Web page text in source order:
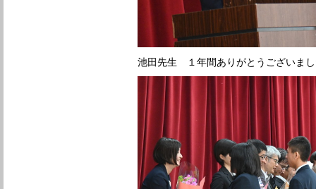
池田先生 １年間ありがとうございま